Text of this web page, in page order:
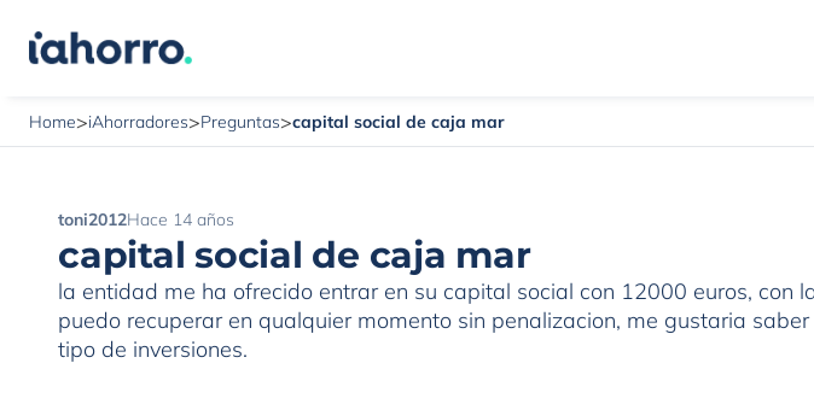
Home>iAhorradores>Preguntas>capital social de caja mar
toni2012Hace 14 años
capital social de caja mar
la entidad me ha ofrecido entrar en su capital social con 12000 euros, con
puedo recuperar en qualquier momento sin penalizacion, me gustaria
tipo de inversiones.